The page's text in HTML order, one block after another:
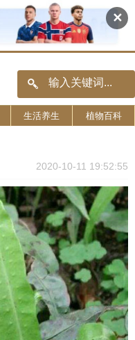
✕
生活养生 植物百科
2020-10-11 19:52:55